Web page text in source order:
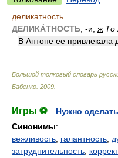
деликатность
ДЕЛИКА́ТНОСТЬ , -и, ж То
В Антоне ее привлекала
Большой толковый словарь
Бабенко 2009
Игры ⚽
Нужно
Синонимы:
вежливость галантность
затруднительность